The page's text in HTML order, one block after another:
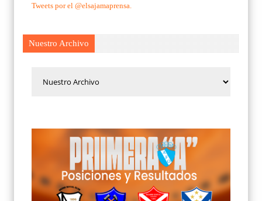
Tweets por el @elsajamaprensa.
Nuestro Archivo